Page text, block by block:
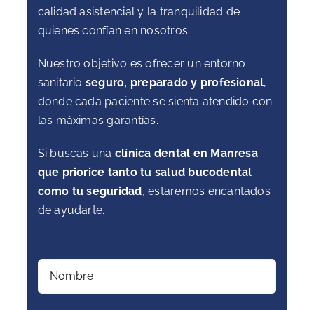
calidad asistencial y la tranquilidad de
quienes confían en nosotros.
Nuestro objetivo es ofrecer un entorno
sanitario seguro, preparado y profesional,
donde cada paciente se sienta atendido con
las máximas garantías.
Si buscas una clínica dental en Manresa
que priorice tanto tu salud bucodental
como tu seguridad, estaremos encantados
de ayudarte.